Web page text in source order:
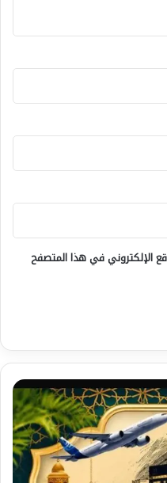
الإلكتروني في هذا المتصفح